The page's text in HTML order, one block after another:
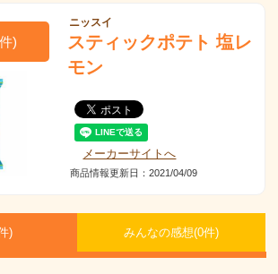
件)
ニッスイ
スティックポテト 塩レ
モン
メーカーサイトへ
商品情報更新日：2021/04/09
) みんなの感想(0件)